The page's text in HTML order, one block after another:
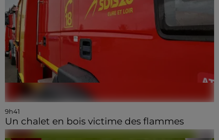
9h41
Un chalet en bois victime des flammes